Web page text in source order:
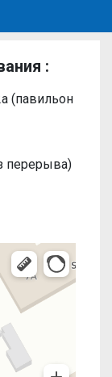
:
(павильон
перерыва)